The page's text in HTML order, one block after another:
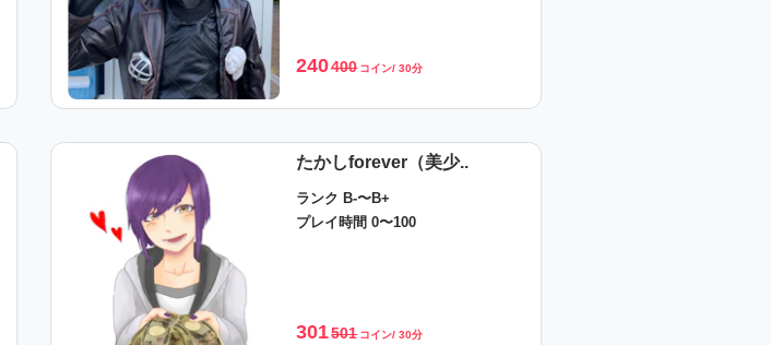
240400 コイン/ 30分
たかしforever（美少..
ランク B-〜B+
プレイ時間 0〜100
301501 コイン/ 30分